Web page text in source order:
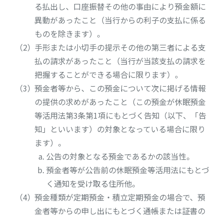
る払出し、口座振替その他の事由により預金額に
異動があったこと（当行からの利子の支払に係る
ものを除きます）。
手形または小切手の提示その他の第三者による支
払の請求があったこと（当行が当該支払の請求を
把握することができる場合に限ります）。
預金者等から、この預金について次に掲げる情報
の提供の求めがあったこと（この預金が休眠預金
等活用法第3条第1項にもとづく告知（以下、「告
知」といいます）の対象となっている場合に限り
ます）。
公告の対象となる預金であるかの該当性。
預金者等が公告前の休眠預金等活用法にもとづ
く通知を受け取る住所他。
預金種類が定期預金・積立定期預金の場合で、預
金者等からの申し出にもとづく通帳または証書の